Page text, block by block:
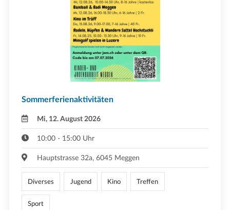
Sommerferienaktivitäten
Mi, 12. August 2026
10:00 - 15:00 Uhr
Hauptstrasse 32a, 6045 Meggen
Diverses Jugend Kino Treffen
Sport